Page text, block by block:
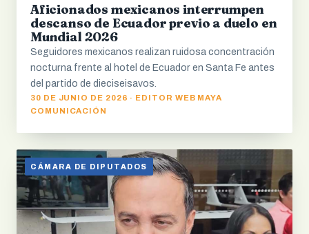
Aficionados mexicanos interrumpen
descanso de Ecuador previo a duelo en
Mundial 2026
Seguidores mexicanos realizan ruidosa concentración
nocturna frente al hotel de Ecuador en Santa Fe antes
del partido de dieciseisavos.
30 DE JUNIO DE 2026 · EDITOR WEB MAYA
COMUNICACIÓN
CÁMARA DE DIPUTADOS